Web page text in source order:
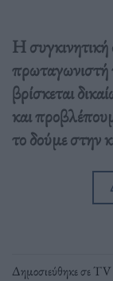
Η
βρίσκεται
και
το δούμε στην
Δημοσιεύθηκε σεTV